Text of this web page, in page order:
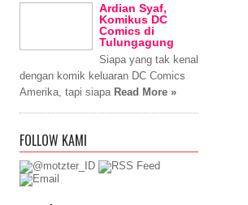
Ardian Syaf,
Komikus DC
Comics di
Tulungagung
Siapa yang tak kenal
dengan komik keluaran DC Comics
Amerika, tapi siapa Read More »
FOLLOW KAMI